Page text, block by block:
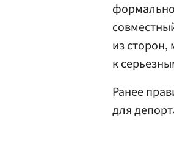
из сторон,
к
Ранее
для